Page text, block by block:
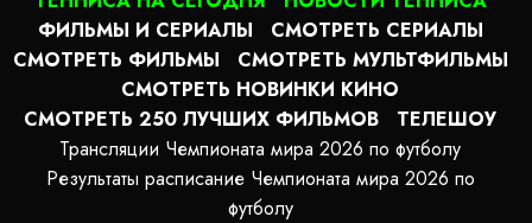
ФИЛЬМЫ И СЕРИАЛЫ
СМОТРЕТЬ СЕРИАЛЫ
СМОТРЕТЬ ФИЛЬМЫ
СМОТРЕТЬ МУЛЬТФИЛЬМЫ
СМОТРЕТЬ НОВИНКИ КИНО
СМОТРЕТЬ 250 ЛУЧШИХ ФИЛЬМОВ
ТЕЛЕШОУ
Трансляции Чемпионата мира 2026 по футболу
Результаты расписание Чемпионата мира 2026 по
футболу